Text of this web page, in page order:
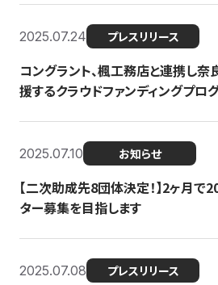
2025.07.24 プレスリリース
コングラント、楓工務店と連携し
援するクラウドファンディングプロ
2025.07.10 お知らせ
【二次助成先8団体決定！】2ヶ月で
ター募集を目指します
2025.07.08 プレスリリース